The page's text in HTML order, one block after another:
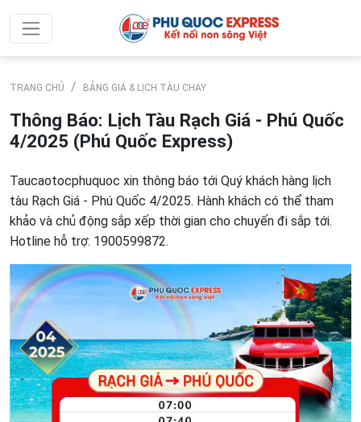
TRANG CHỦ BẢNG GIÁ & LỊCH TÀU CHẠY
Thông Báo: Lịch Tàu Rạch Giá - Phú Quốc
4/2025 (Phú Quốc Express)
Taucaotocphuquoc xin thông báo tới Quý khách hàng lịch
tàu Rạch Giá - Phú Quốc 4/2025. Hành khách có thể tham
khảo và chủ động sắp xếp thời gian cho chuyến đi sắp tới.
Hotline hỗ trợ: 1900599872.